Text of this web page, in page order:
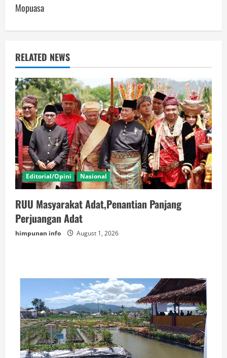
Mopuasa
RELATED NEWS
Editorial/Opini Nasional
RUU Masyarakat Adat,Penantian Panjang
Perjuangan Adat
himpunan info August 1, 2026